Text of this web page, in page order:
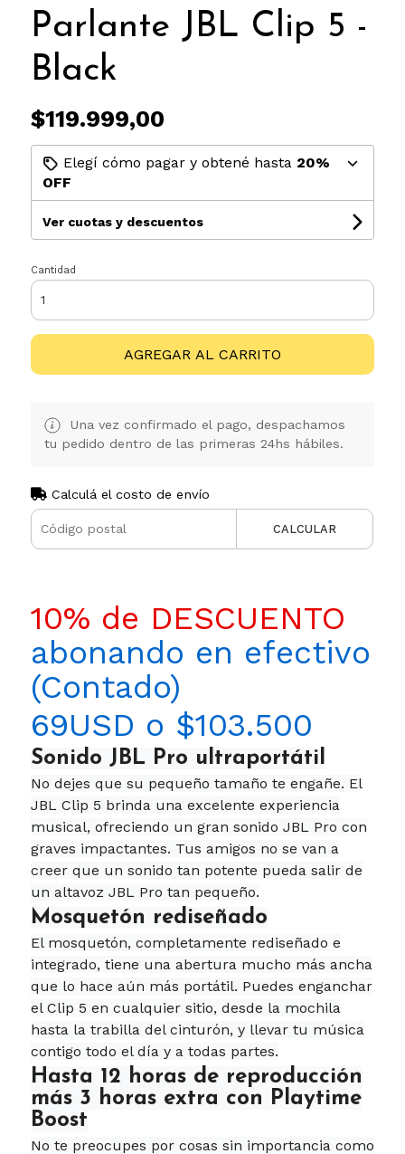
Parlante JBL Clip 5 -
Black
$119.999,00
Elegí cómo pagar y obtené hasta 20%
OFF
Ver cuotas y descuentos
Cantidad
AGREGAR AL CARRITO
Una vez confirmado el pago, despachamos
tu pedido dentro de las primeras 24hs hábiles.
Calculá el costo de envío
CALCULAR
10% de DESCUENTO
abonando en efectivo
(Contado)
69USD o $103.500
Sonido JBL Pro ultraportátil
No dejes que su pequeño tamaño te engañe. El
JBL Clip 5 brinda una excelente experiencia
musical, ofreciendo un gran sonido JBL Pro con
graves impactantes. Tus amigos no se van a
creer que un sonido tan potente pueda salir de
un altavoz JBL Pro tan pequeño.
Mosquetón rediseñado
El mosquetón, completamente rediseñado e
integrado, tiene una abertura mucho más ancha
que lo hace aún más portátil. Puedes enganchar
el Clip 5 en cualquier sitio, desde la mochila
hasta la trabilla del cinturón, y llevar tu música
contigo todo el día y a todas partes.
Hasta 12 horas de reproducción
más 3 horas extra con Playtime
Boost
No te preocupes por cosas sin importancia como